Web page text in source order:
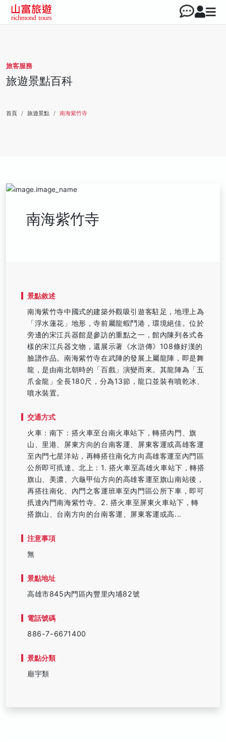
旅客服務
旅遊景點百科
首頁 旅遊景點 南海紫竹寺
南海紫竹寺
景點敘述
南海紫竹寺中國式的建築外觀吸引遊客駐足，地理上為
「浮水蓮花」地形，寺前屬龍蝦鬥港，環境絕佳。位於
旁邊的宋江兵器館是參訪的重點之一，館內陳列各式各
樣的宋江兵器文物，還展示著《水滸傳》108條好漢的
臉譜作品。南海紫竹寺在武陣的發展上屬龍陣，即是舞
龍，是由南北朝時的「百戲」演變而來。其龍陣為「五
爪金龍」全長180尺，分為13節，龍口並裝有噴乾冰、
噴水裝置。
交通方式
火車：南下：搭火車至台南火車站下，轉搭內門、旗
山、里港、屏東方向的台南客運、屏東客運或高雄客運
至內門七星洋站，再轉搭往南化方向高雄客運至內門區
公所即可扺達。北上：1. 搭火車至高雄火車站下，轉搭
旗山、美濃、六龜甲仙方向的高雄客運至旗山南站後，
再搭往南化、內門之客運班車至內門區公所下車，即可
扺達內門南海紫竹寺。2. 搭火車至屏東火車站下，轉
搭旗山、台南方向的台南客運、屏東客運或高...
注意事項
無
景點地址
高雄市845內門區內豐里內埔82號
電話號碼
886-7-6671400
景點分類
廟宇類